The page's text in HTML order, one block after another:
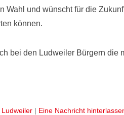
Wahl und wünscht für die
können.
bei den Ludweiler Bürgern die
Ludweiler | Eine Nachricht